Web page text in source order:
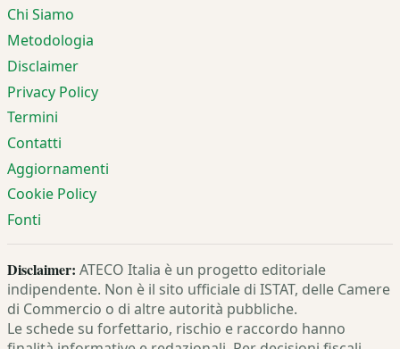
Chi Siamo
Metodologia
Disclaimer
Privacy Policy
Termini
Contatti
Aggiornamenti
Cookie Policy
Fonti
Disclaimer: ATECO Italia è un progetto editoriale
indipendente. Non è il sito ufficiale di ISTAT, delle Camere
di Commercio o di altre autorità pubbliche.
Le schede su forfettario, rischio e raccordo hanno